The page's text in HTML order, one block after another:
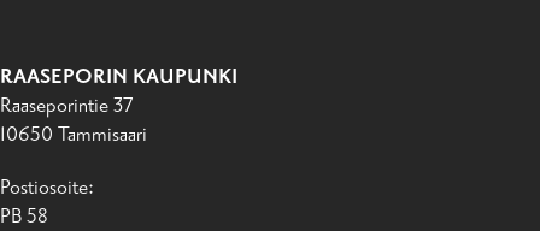
RAASEPORIN KAUPUNKI
Raaseporintie 37
10650 Tammisaari
Postiosoite:
PB 58